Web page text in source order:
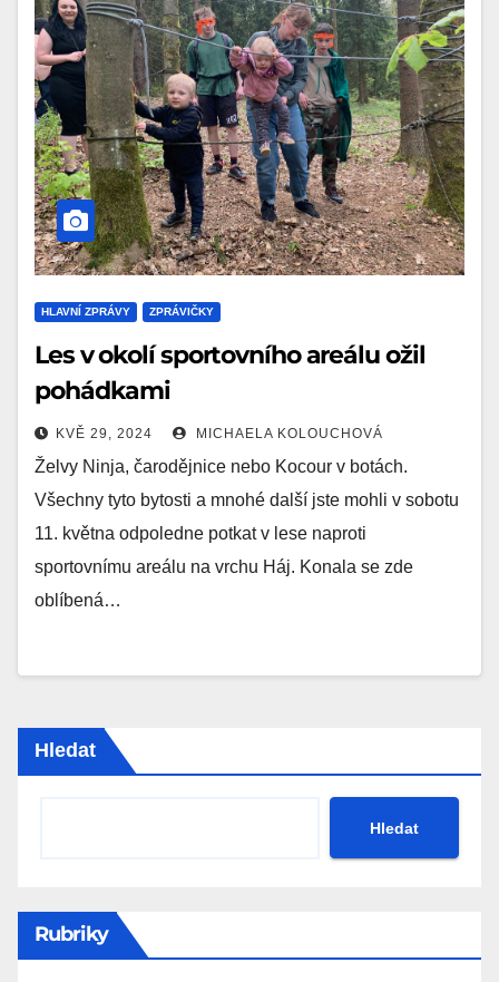
HLAVNÍ ZPRÁVY ZPRÁVIČKY
Les v okolí sportovního areálu ožil
pohádkami
KVĚ 29, 2024 MICHAELA KOLOUCHOVÁ
Želvy Ninja, čarodějnice nebo Kocour v botách.
Všechny tyto bytosti a mnohé další jste mohli v sobotu
11. května odpoledne potkat v lese naproti
sportovnímu areálu na vrchu Háj. Konala se zde
oblíbená…
Hledat
Hledat
Rubriky